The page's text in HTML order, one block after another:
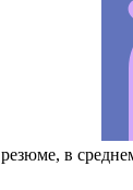
резюме, в